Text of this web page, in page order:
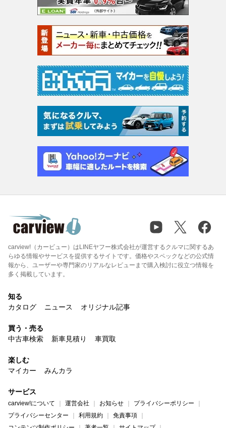
carview!（カービュー）はLINEヤフー株式会社が運営するクルマに関するあ
らゆる情報やサービスを提供するサイトです。価格やスペックなどの公式情
報から、ユーザーや専門家のリアルなレビューまで購入検討に役立つ情報を
多く掲載しています。
知る
カタログ
ニュース オリジナル記事
買う・売る
中古車検索
新車見積り 車買取
楽しむ
マイカー
みんカラ
サービス
carview!について 運営会社 お知らせ
プライバシーポリシー
プライバシーセンター
利用規約
免責事項